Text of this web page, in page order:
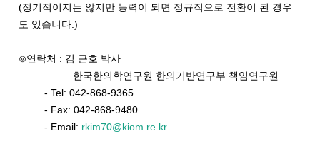
(정기적이지는 않지만 능력이 되면 정규직으로 전환이 된 경우
도 있습니다.)
⊙​연락처 : 김 근호 박사
한국한의학연구원 한의기반연구부 책임연구원
- Tel: 042-868-9365
- Fax: 042-868-9480
- Email: rkim70@kiom.re.kr